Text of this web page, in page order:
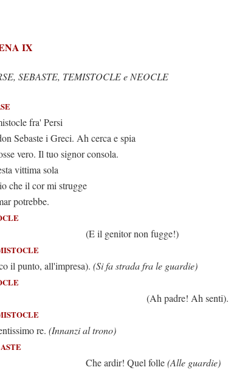
IX
SEBASTE, TEMISTOCLE e NEOCLE
fra' Persi
Sebaste i Greci. Ah cerca e spia
vero. Il tuo signor consola.
vittima sola
che il cor mi strugge
potrebbe.
il genitor non fugge!)
il punto, all'impresa). (Si fa strada fra le guardie)
padre! Ah senti).
re. (Innanzi al trono)
ardir! Quel folle(Alle guardie)